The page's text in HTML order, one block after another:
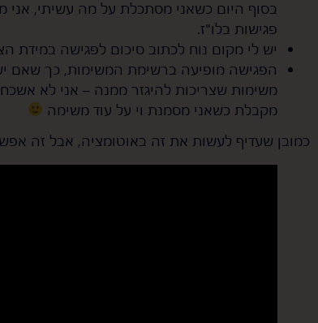
בסוף היום כשאני מסתכלת על מה עשיתי,
פגישות בלו"ז.
יש לי מקום נוח לכתוב סיכום לפגישה במידת
הפגישה מופיעה ברשימת המשימות, כך שאם
משימות שצריכות להיגזר ממנה – אני לא
מקבלת כשאני מסמנת וי על עוד משימה
כמובן שעדיף לעשות את זה באוטומציה, אבל זה